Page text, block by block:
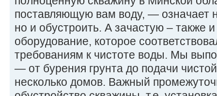
поставляющую вам воду, — означает
но и обустроить. А зачастую – также
оборудование, которое
требованиям к чистоте воды. Мы
— от бурения грунта до подачи
несколько домов. Важный